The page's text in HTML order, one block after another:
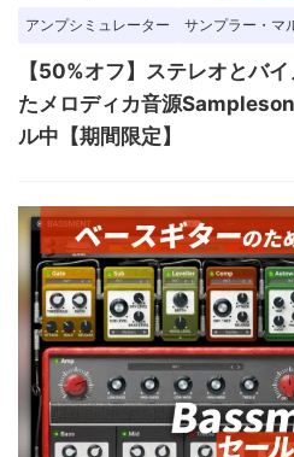
アンプシミュレーター サンプラー・マ
【50%オフ】ステレオとバ
たメロディカ音源
ル中【期間限定】